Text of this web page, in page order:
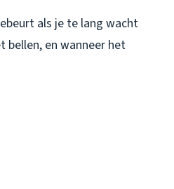
als je te lang wacht
bellen, en wanneer het